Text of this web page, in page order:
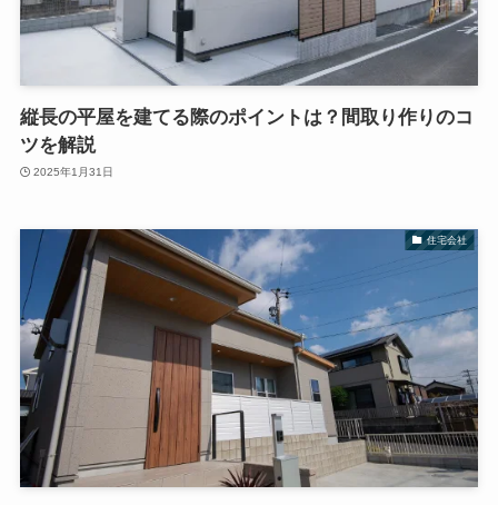
縦長の平屋を建てる際のポイントは？間取り作りのコ
ツを解説
2025年1月31日
住宅会社